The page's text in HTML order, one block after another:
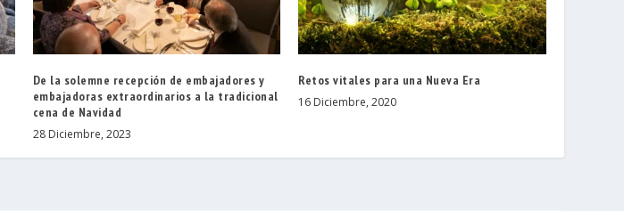
De la solemne recepción de embajadores y
embajadoras extraordinarios a la tradicional
cena de Navidad
28 Diciembre, 2023
Retos vitales para una Nueva Era
16 Diciembre, 2020